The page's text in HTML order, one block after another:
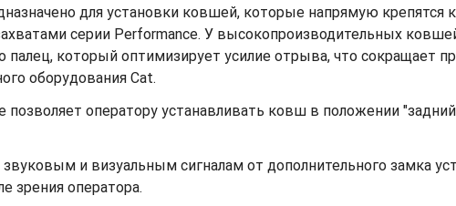
для установки ковшей, которые напрямую крепятся
серии Performance. У высокопроизводительных
который оптимизирует усилие отрыва, что сокращает
оборудования Cat.
оператору устанавливать ковш в положении
и визуальным сигналам от дополнительного замка
зрения оператора.